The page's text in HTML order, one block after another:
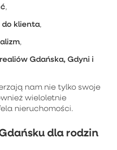
,
do klienta,
,
Gdańska, Gdyni i
nam nie tylko swoje
wieloletnie
nieruchomości.
dla rodzin